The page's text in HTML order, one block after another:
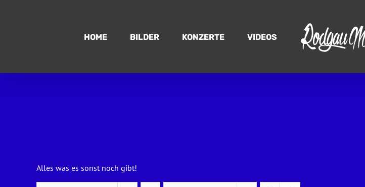
HOME BILDER KONZERTE VIDEOS
Alles was es sonst noch gibt!